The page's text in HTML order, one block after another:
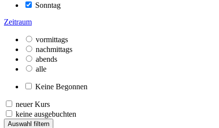
Sonntag
Zeitraum
vormittags
nachmittags
abends
alle
Keine Begonnen
neuer Kurs
keine ausgebuchten
Auswahl filtern